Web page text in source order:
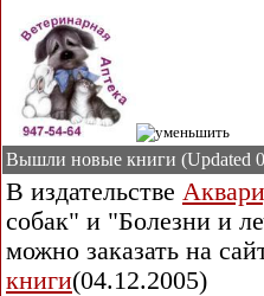
Вышли новые книги (Updated
В издательстве
cобак" и "Болезни и
можно заказать на
книги(04.12.2005)